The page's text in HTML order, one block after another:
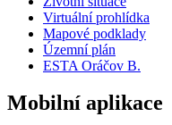
Virtuální prohlídka
Mapové podklady
Územní plán
ESTA Oráčov B.
Mobilní aplikace